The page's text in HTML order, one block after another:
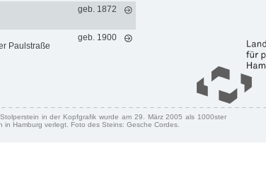
geb. 1872
Paulstraße
geb. 1900
in der Kopfgrafik wurde am 29. März 2005 als 1000ster
in Hamburg verlegt. Foto des Steins: Gesche Cordes.